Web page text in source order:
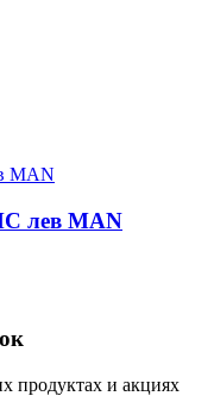
лев MAN
продуктах и акциях